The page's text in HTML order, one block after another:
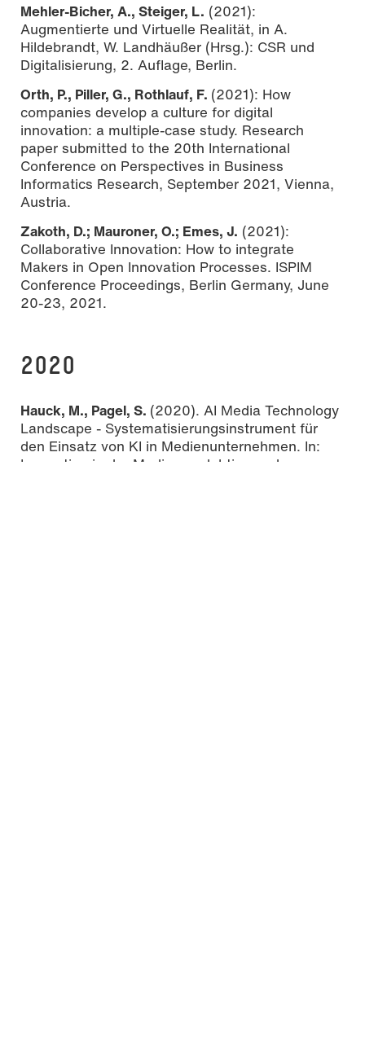
Mehler-Bicher, A., Steiger, L. (2021):
Augmentierte und Virtuelle Realität, in A.
Hildebrandt, W. Landhäußer (Hrsg.): CSR und
Digitalisierung, 2. Auflage, Berlin.
Orth, P., Piller, G., Rothlauf, F. (2021): How
companies develop a culture for digital
innovation: a multiple-case study. Research
paper submitted to the 20th International
Conference on Perspectives in Business
Informatics Research, September 2021, Vienna,
Austria.
Zakoth, D.; Mauroner, O.; Emes, J. (2021):
Collaborative Innovation: How to integrate
Makers in Open Innovation Processes. ISPIM
Conference Proceedings, Berlin Germany, June
20-23, 2021.
2020
Hauck, M., Pagel, S. (2020). AI Media Technology
Landscape - Systematisierungsinstrument für
den Einsatz von KI in Medienunternehmen. In:
Innovation in der Medienproduktion und -